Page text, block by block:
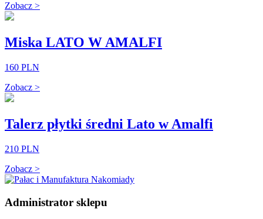
Zobacz >
Miska LATO W AMALFI
160 PLN
Zobacz >
Talerz płytki średni Lato w Amalfi
210 PLN
Zobacz >
Administrator sklepu